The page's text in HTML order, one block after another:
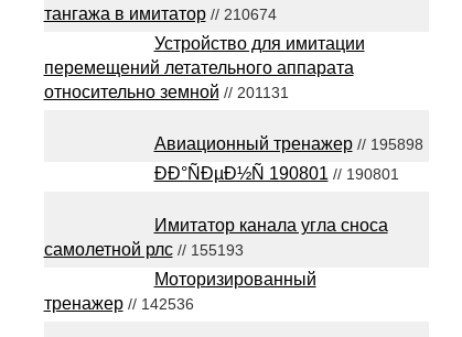
тангажа в имитатор// 210674
Устройство для имитации
перемещений летательного аппарата
относительно земной // 201131
Авиационный тренажер// 195898
ÐÐ°ÑÐµÐ½Ñ 190801 // 190801
Имитатор канала угла сноса
самолетной рлс// 155193
Моторизированный
тренажер// 142536